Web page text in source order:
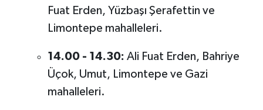
Fuat Erden, Yüzbaşı Şerafettin ve
Limontepe mahalleleri.
14.00 - 14.30: Ali Fuat Erden, Bahriye
Üçok, Umut, Limontepe ve Gazi
mahalleleri.